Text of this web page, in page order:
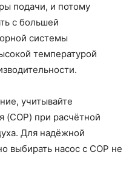
подачи, и потому
с большей
системы
температурой
учитывайте
(COP) при расчётной
Для надёжной
выбирать насос с COP не